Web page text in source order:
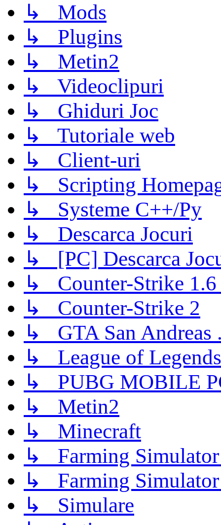
↳ Mods
↳ Plugins
↳ Metin2
↳ Videoclipuri
↳ Ghiduri Joc
↳ Tutoriale web
↳ Client-uri
↳ Scripting
↳ Systeme C++/Py
↳ Descarca Jocuri
↳ [PC] Descarca
↳ Counter-Strike 1.6
↳ Counter-Strike 2
↳ GTA San Andreas
↳ League of Legends
↳ PUBG MOBILE
↳ Metin2
↳ Minecraft
↳ Farming
↳ Farming
↳ Simulare